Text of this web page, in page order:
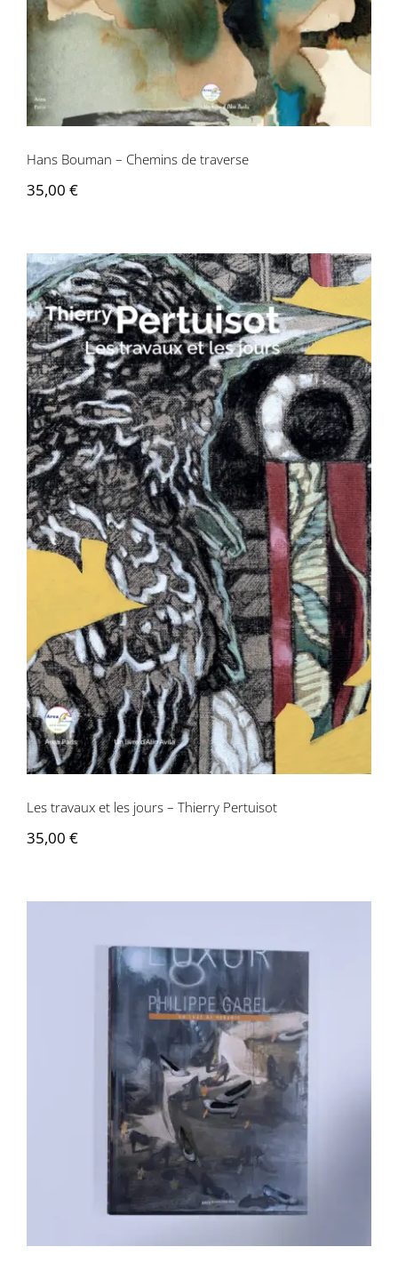
Hans Bouman – Chemins de traverse
35,00 €
Les travaux et les jours – Thierry
Pertuisot
Les travaux et les jours – Thierry Pertuisot
35,00 €
Philippe Garel – Un luxe de pénurie